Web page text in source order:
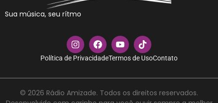
Sua música, seu rítmo
Política de PrivacidadeTermos de UsoContato
© 2026 Rádio Amizade. Todos os direitos reservados.